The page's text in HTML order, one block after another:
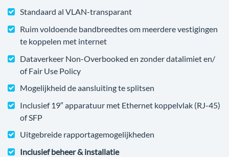
Standaard al VLAN-transparant
Ruim voldoende bandbreedtes om meerdere vestigingen
te koppelen met internet
Dataverkeer Non-Overbooked en zonder datalimiet en/
of Fair Use Policy
Mogelijkheid de aansluiting te splitsen
Inclusief 19″ apparatuur met Ethernet koppelvlak (RJ-45)
of SFP
Uitgebreide rapportagemogelijkheden
Inclusief beheer & installatie